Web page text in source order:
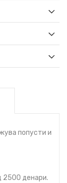
попусти и
2500 денари.